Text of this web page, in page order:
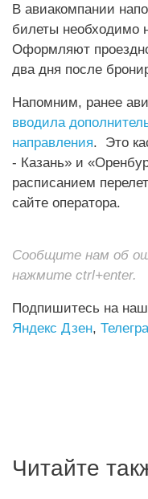
В авиакомпании
билеты необходимо
Оформляют
два дня после
Напомним, ранее
вводила
направления. Это
- Казань» и
расписанием
сайте оператора.
Сообщите нам об
нажмите ctrl+enter.
Подпишитесь на
Яндекс Дзен,
Читайте